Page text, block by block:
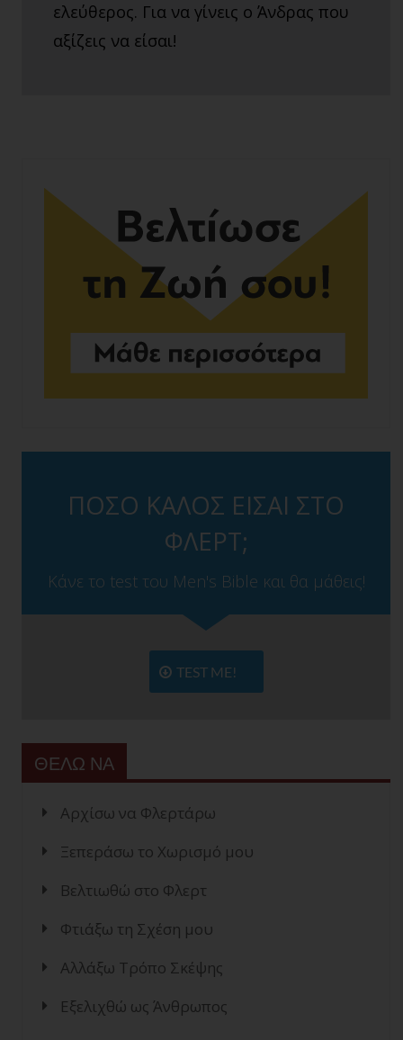
ελεύθερος. Για να γίνεις ο Άνδρας που
αξίζεις να είσαι!
ΠΟΣΟ ΚΑΛΟΣ ΕΙΣΑΙ ΣΤΟ
ΦΛΕΡΤ;
Κάνε το test του Men's Bible και θα μάθεις!
TEST ME!
ΘΕΛΩ ΝΑ
Αρχίσω να Φλερτάρω
Ξεπεράσω το Χωρισμό μου
Βελτιωθώ στο Φλερτ
Φτιάξω τη Σχέση μου
Αλλάξω Τρόπο Σκέψης
Εξελιχθώ ως Άνθρωπος